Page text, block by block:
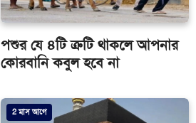
পশুর যে ৪টি ত্রুটি থাকলে আপনার
কোরবানি কবুল হবে না
2 মাস আগে